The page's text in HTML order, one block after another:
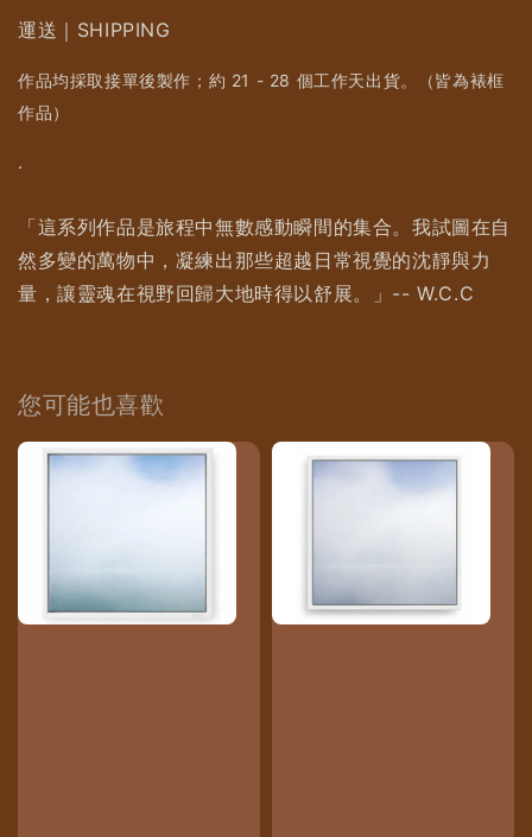
運送｜SHIPPING
作品均採取接單後製作；約 21 - 28 個工作天出貨。（皆為裱框
作品）
.
「這系列作品是旅程中無數感動瞬間的集合。我試圖在自
然多變的萬物中，凝練出那些超越日常視覺的沈靜與力
量，讓靈魂在視野回歸大地時得以舒展。」-- W.C.C
您可能也喜歡